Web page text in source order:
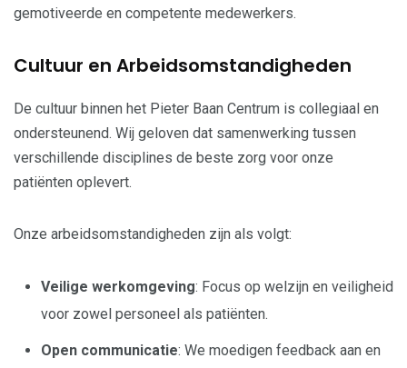
gemotiveerde en competente medewerkers.
Cultuur en Arbeidsomstandigheden
De cultuur binnen het Pieter Baan Centrum is collegiaal en
ondersteunend. Wij geloven dat samenwerking tussen
verschillende disciplines de beste zorg voor onze
patiënten oplevert.
Onze arbeidsomstandigheden zijn als volgt:
Veilige werkomgeving: Focus op welzijn en veiligheid
voor zowel personeel als patiënten.
Open communicatie: We moedigen feedback aan en